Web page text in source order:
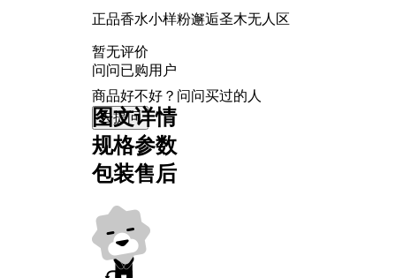
正品香水小样粉邂逅圣木无人区
暂无评价
问问已购用户
商品好不好？问问买过的人
去提问
图文详情
规格参数
包装售后